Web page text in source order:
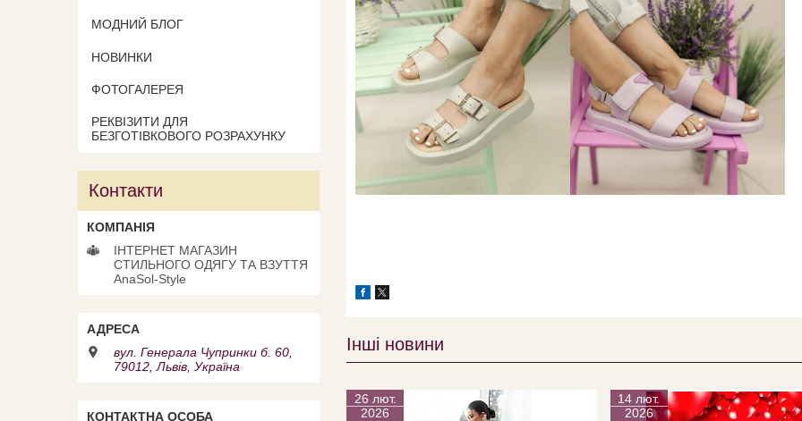
Інші новини
26 лют.
2026
14 лют.
2026
МОДНИЙ БЛОГ
НОВИНКИ
ФОТОГАЛЕРЕЯ
РЕКВІЗИТИ ДЛЯ
БЕЗГОТІВКОВОГО РОЗРАХУНКУ
Контакти
ІНТЕРНЕТ МАГАЗИН
СТИЛЬНОГО ОДЯГУ ТА ВЗУТТЯ
AnaSol-Style
вул. Генерала Чупринки б. 60,
79012, Львів, Україна